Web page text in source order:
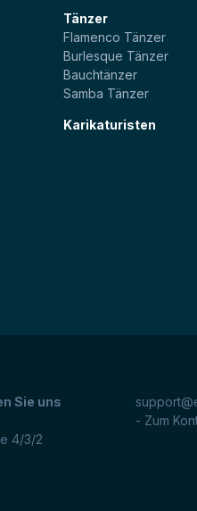
Tänzer
Flamenco Tänzer
Burlesque Tänzer
Bauchtänzer
Samba Tänzer
Karikaturisten
Sie uns
4/3/2
- Zum